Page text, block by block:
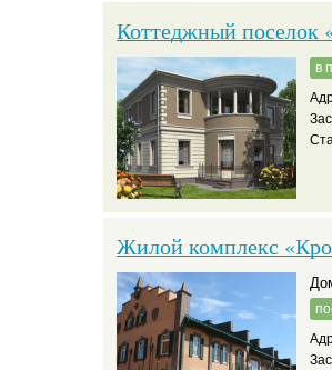
Коттеджный поселок
в
Жилой комплекс